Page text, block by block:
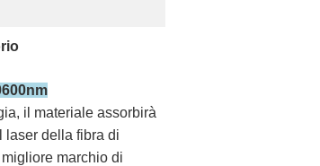
il materiale assorbirà
laser della fibra di
marchio di